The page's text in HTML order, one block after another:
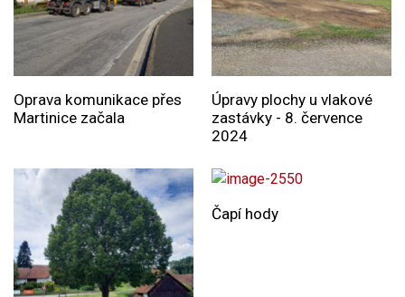
Oprava komunikace přes
Martinice začala
Úpravy plochy u vlakové
zastávky - 8. července
2024
Čapí hody